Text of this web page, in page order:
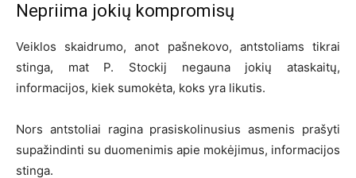
Nepriima jokių kompromisų
Veiklos skaidrumo, anot pašnekovo, antstoliams tikrai
stinga, mat P. Stockij negauna jokių ataskaitų,
informacijos, kiek sumokėta, koks yra likutis.
Nors antstoliai ragina prasiskolinusius asmenis prašyti
supažindinti su duomenimis apie mokėjimus, informacijos
stinga.